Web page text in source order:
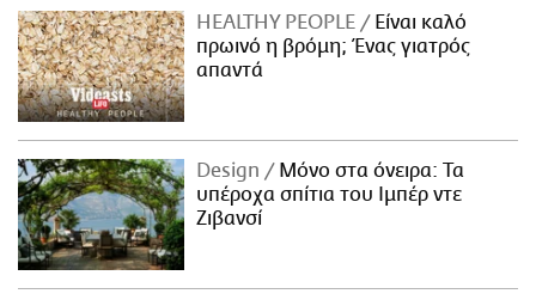
HEALTHY PEOPLE
Είναι καλό
πρωινό η βρόμη; Ένας γιατρός
απαντά
Design
Μόνο στα όνειρα: Τα
υπέροχα σπίτια του Ιμπέρ ντε
Ζιβανσί